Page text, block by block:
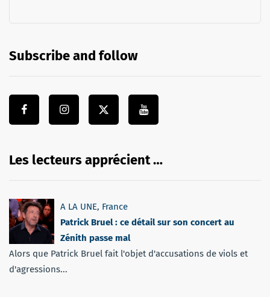
Subscribe and follow
Les lecteurs apprécient …
A LA UNE, France
Patrick Bruel : ce détail sur son concert au
Zénith passe mal
Alors que Patrick Bruel fait l'objet d'accusations de viols et
d'agressions...